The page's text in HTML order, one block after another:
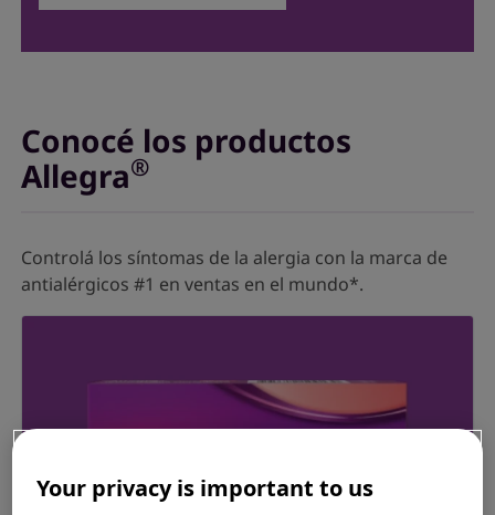
Conocé los productos
Allegra®
Controlá los síntomas de la alergia con la marca de
antialérgicos #1 en ventas en el mundo*.
Your privacy is important to us